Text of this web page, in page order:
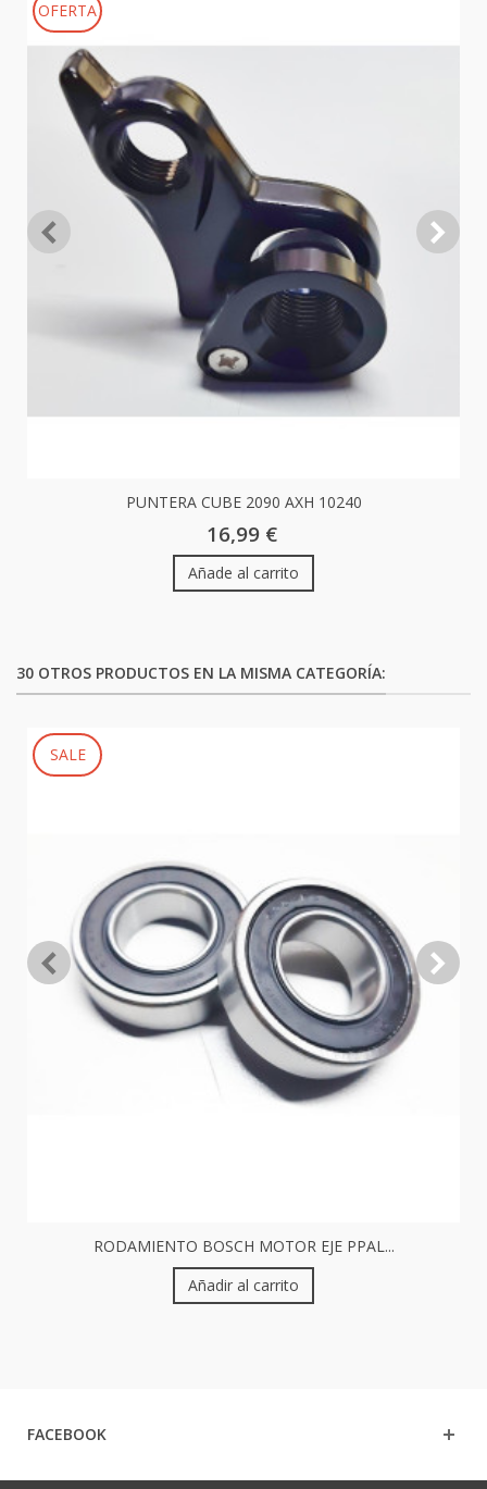
OFERTA
PUNTERA CUBE 2090 AXH 10240
16,99 €
Añade al carrito
30 OTROS PRODUCTOS EN LA MISMA CATEGORÍA:
SALE
RODAMIENTO BOSCH MOTOR EJE PPAL...
Añadir al carrito
FACEBOOK